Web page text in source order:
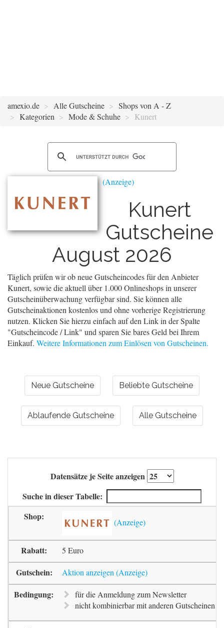
amexio.de Alle Gutscheine
Shops von A - Z
Kategorien
Mode & Schuhe Kunert
Kunert
Gutscheine
August 2026
Täglich prüfen wir ob neue Gutscheincodes für den Anbieter
Kunert, sowie die aktuell über 1.000 Onlineshops in unserer
Gutscheinüberwachung verfügbar sind. Sie können alle
Gutscheinaktionen kostenlos und ohne vorherige Registrierung
nutzen. Klicken Sie hierzu einfach auf den Link in der Spalte
"Gutscheincode / Link" und sparen Sie bares Geld bei Ihrem
Einkauf. Weitere Informationen zum Einlösen von Gutscheinen.
Neue Gutscheine Beliebte Gutscheine
Ablaufende Gutscheine Alle Gutscheine
Datensätze je Seite anzeigen
Suche in dieser Tabelle:
5 Euro
Aktion anzeigen
für die Anmeldung zum Newsletter
nicht kombinierbar mit anderen Gutscheinen